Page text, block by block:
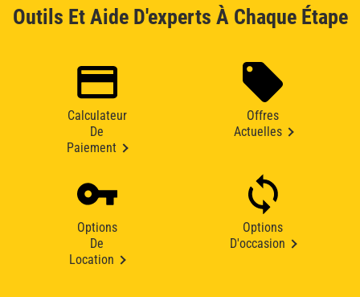
Outils Et Aide D'experts À Chaque Étape
Calculateur
De
Paiement
Offres
Actuelles
Options
De
Location
Options
D'occasion